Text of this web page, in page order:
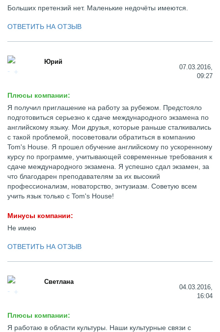
Больших претензий нет. Маленькие недочёты имеются.
ОТВЕТИТЬ НА ОТЗЫВ
Юрий
07.03.2016,
09:27
Плюсы компании:
Я получил приглашение на работу за рубежом. Предстояло
подготовиться серьезно к сдаче международного экзамена по
английскому языку. Мои друзья, которые раньше сталкивались
с такой проблемой, посоветовали обратиться в компанию
Tom's House. Я прошел обучение английскому по ускоренному
курсу по программе, учитывающей современные требования к
сдаче международного экзамена. Я успешно сдал экзамен, за
что благодарен преподавателям за их высокий
профессионализм, новаторство, энтузиазм. Советую всем
учить язык только с Tom's House!
Минусы компании:
Не имею
ОТВЕТИТЬ НА ОТЗЫВ
Светлана
04.03.2016,
16:04
Плюсы компании:
Я работаю в области культуры. Наши культурные связи с